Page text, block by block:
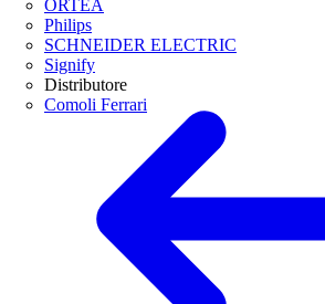
ORTEA
Philips
SCHNEIDER ELECTRIC
Signify
Distributore
Comoli Ferrari